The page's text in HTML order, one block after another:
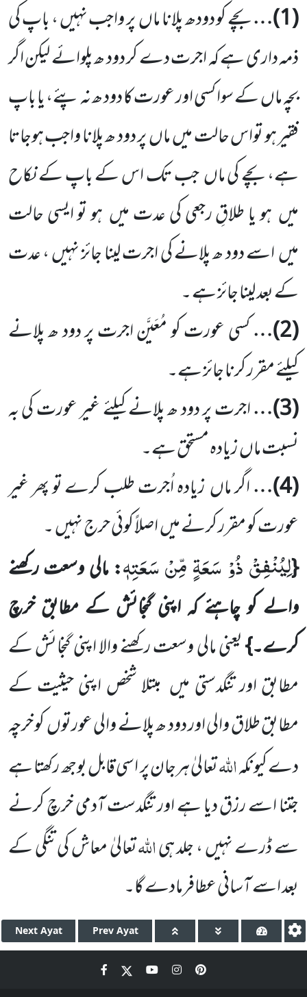
(
1
)…بچے کو دودھ پلانا ماںپر واجب نہیں ، باپ کی
ذمہ داری ہے کہ اجرت دے کر دود ھ پلوائے لیکن اگر
بچہ ماںکے سوا کسی اور عورت کا دود ھ نہ پئے، یا باپ
فقیر ہو تواس حالت میںماںپر دود ھ پلانا واجب ہوجاتا
ہے، بچے کی ماںجب تک اس کے باپ کے نکاح
میں ہو یا طلاقِ رجعی کی عدت میں ہو تو ایسی حالت
میںاسے دود ھ پلانے کی اجرت لینا جائز نہیں ، عدت
کے بعد لینا جائز ہے ۔
(
2
)…کسی عورت کو مُعَیَّن اجرت پر دود ھ پلانے
کیلئے مقرر کرنا جائز ہے۔
(
3
)…اجرت پر دود ھ پلانے کیلئے غیر عورت کی بہ
نسبت ماںزیادہ مستحق ہے۔
(
4
)…اگر ماںزیادہ اُجرت طلب کرے تو پھر غیر
عورت کو مقرر کرنے میںاصلاً کوئی حرج نہیں۔
{لِیُنْفِقْ ذُوْ سَعَةٍ مِّنْ سَعَتِهٖ: مالی وسعت رکھنے
والے کو چاہئے کہ اپنی گنجائش کے مطابق خرچ
کرے۔}یعنیمالی وسعت رکھنے والا اپنی گنجائش کے
مطابق اور تنگدستی میں مبتلا شخص اپنی حیثیت کے
مطابق طلاق والی اور دود ھپلانے والی عورتوںکو خرچہ
دے کیونکہاللّٰہتعالیٰ ہرجان پر اسی قابل بوجھ رکھتا ہے
جتنا اسے رزق دیا ہے اور تنگدستآدمی خرچ کرنے
سے ڈرے نہیں ، جلد ہیاللّٰہتعالیٰ معاش کی تنگی کے
بعد اسے آسانی عطافرمادے گا۔
Next Ayat Prev Ayat